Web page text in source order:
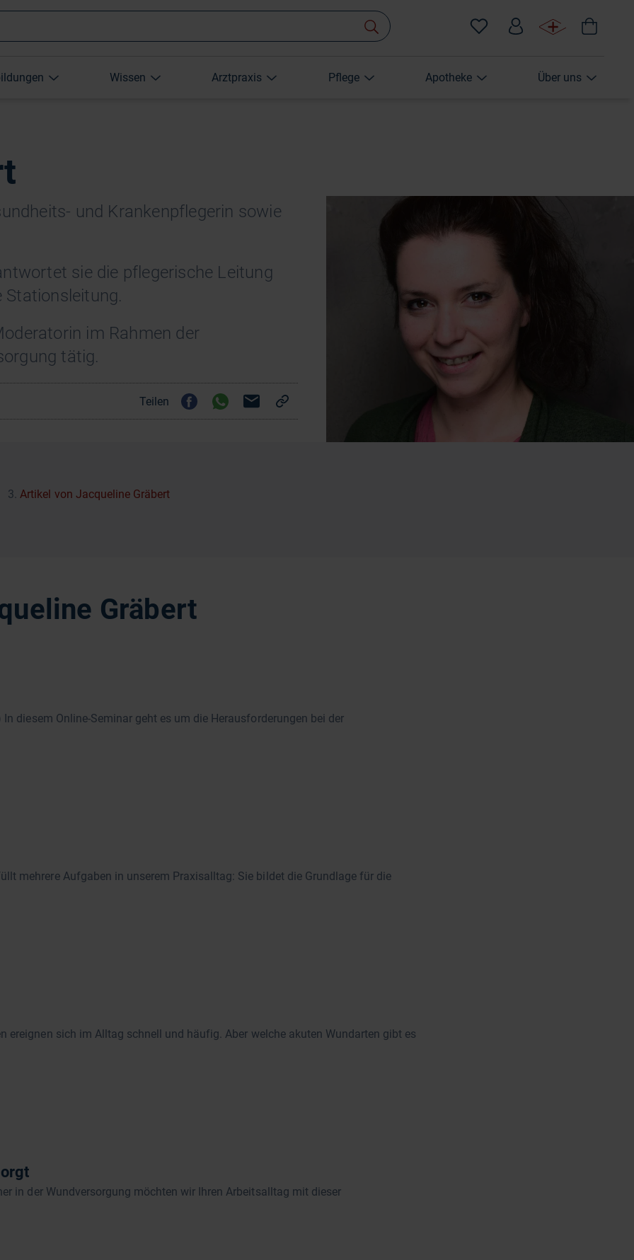
Wissen Arztpraxis Pflege Apotheke Über uns
und Krankenpflegerin sowie
sie die pflegerische Leitung
Stationsleitung.
im Rahmen der
tätig.
Teilen
Artikel von Jacqueline Gräbert
Gräbert
diesem Online-Seminar geht es um die Herausforderungen bei der
mehrere Aufgaben in unserem Praxisalltag: Sie bildet die Grundlage für die
ereignen sich im Alltag schnell und häufig. Aber welche akuten Wundarten gibt es
in der Wundversorgung möchten wir Ihren Arbeitsalltag mit dieser
Wonach